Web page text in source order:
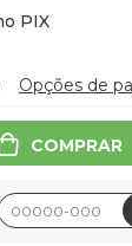
Opções de
COMPRAR